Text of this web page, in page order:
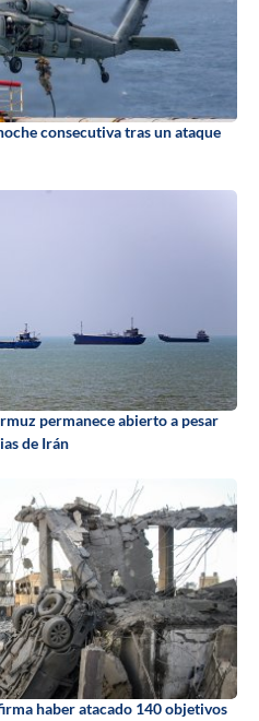
consecutiva tras un ataque
permanece abierto a pesar
de Irán
haber atacado 140 objetivos